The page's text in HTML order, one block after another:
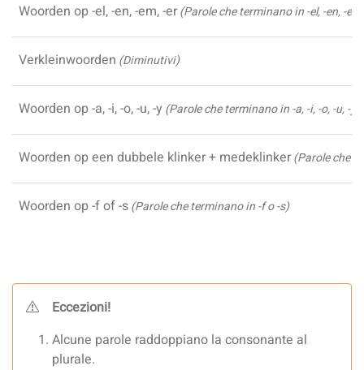
Woorden op -el, -en, -em, -er(Parole che terminano in -el, -en, -
Verkleinwoorden (Diminutivi)
Woorden op -a, -i, -o, -u, -y (Parole che terminano in -a, -i, -o, -u, -y)
Woorden op een dubbele klinker + medeklinker(Parole che
Woorden op -f of -s(Parole che terminano in -f o -s)
Eccezioni!
Alcune parole raddoppiano la consonante al
plurale.